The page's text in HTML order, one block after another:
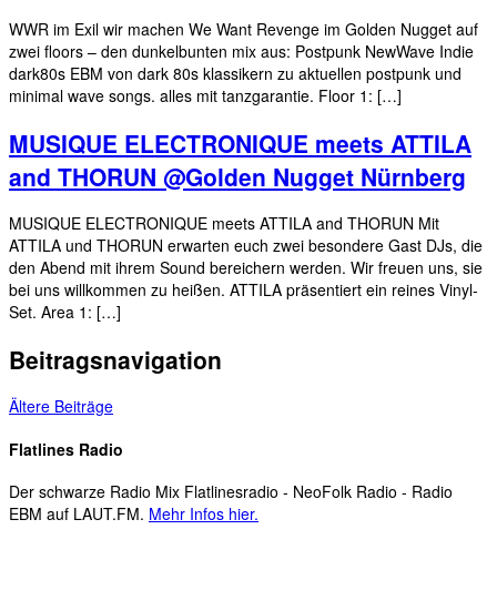
WWR im Exil wir machen We Want Revenge im Golden Nugget auf
zwei floors – den dunkelbunten mix aus: Postpunk NewWave Indie
dark80s EBM von dark 80s klassikern zu aktuellen postpunk und
minimal wave songs. alles mit tanzgarantie. Floor 1: […]
MUSIQUE ELECTRONIQUE meets ATTILA
and THORUN @Golden Nugget Nürnberg
MUSIQUE ELECTRONIQUE meets ATTILA and THORUN Mit
ATTILA und THORUN erwarten euch zwei besondere Gast DJs, die
den Abend mit ihrem Sound bereichern werden. Wir freuen uns, sie
bei uns willkommen zu heißen. ATTILA präsentiert ein reines Vinyl-
Set. Area 1: […]
Beitragsnavigation
Ältere Beiträge
Flatlines Radio
Der schwarze Radio Mix Flatlinesradio - NeoFolk Radio - Radio
EBM auf LAUT.FM. Mehr Infos hier.